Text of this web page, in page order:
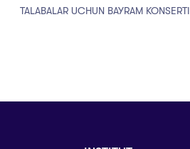
TALABALAR UCHUN BAYRAM KONSERTI